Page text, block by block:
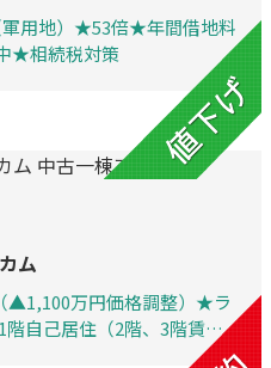
用地）★53倍★年間借地料
★相続税対策
ム
▲1,100万円価格調整）★ラ
自己居住（2階、3階賃
★外人さんに向けたグレー